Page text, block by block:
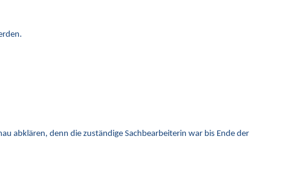
abklären, denn die zuständige Sachbearbeiterin war bis Ende der